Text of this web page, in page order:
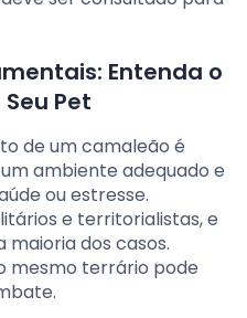
Entenda o
Pet
de um camaleão é
ambiente adequado e
ou estresse.
e territorialistas, e
maioria dos casos.
mesmo terrário pode